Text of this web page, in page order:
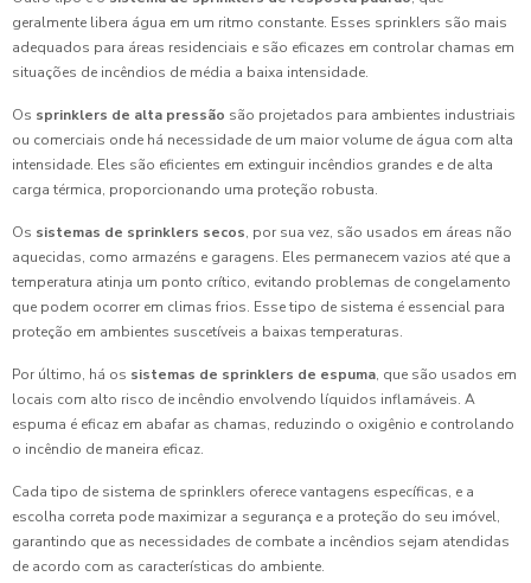
geralmente libera água em um ritmo constante. Esses sprinklers são mais
adequados para áreas residenciais e são eficazes em controlar chamas em
situações de incêndios de média a baixa intensidade.
Os sprinklers de alta pressão são projetados para ambientes industriais
ou comerciais onde há necessidade de um maior volume de água com alta
intensidade. Eles são eficientes em extinguir incêndios grandes e de alta
carga térmica, proporcionando uma proteção robusta.
Os sistemas de sprinklers secos, por sua vez, são usados em áreas não
aquecidas, como armazéns e garagens. Eles permanecem vazios até que a
temperatura atinja um ponto crítico, evitando problemas de congelamento
que podem ocorrer em climas frios. Esse tipo de sistema é essencial para
proteção em ambientes suscetíveis a baixas temperaturas.
Por último, há os sistemas de sprinklers de espuma, que são usados em
locais com alto risco de incêndio envolvendo líquidos inflamáveis. A
espuma é eficaz em abafar as chamas, reduzindo o oxigênio e controlando
o incêndio de maneira eficaz.
Cada tipo de sistema de sprinklers oferece vantagens específicas, e a
escolha correta pode maximizar a segurança e a proteção do seu imóvel,
garantindo que as necessidades de combate a incêndios sejam atendidas
de acordo com as características do ambiente.